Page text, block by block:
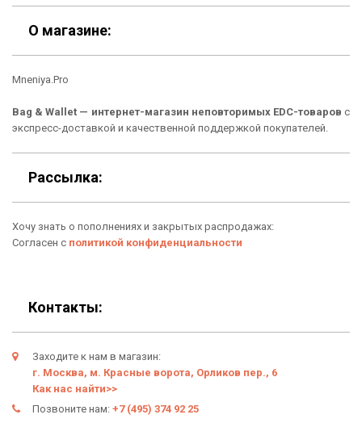
Шоурум
Материалы
Подарочные сертификаты
О нас
Отзывы о Bag & Wallet
Гарантия
Условия возврата
Оферта
Политика конфиденциальности
Скидки
Кошельки
Рюкзаки
Сумки
Новинки
Подарки
О магазине:
Mneniya.Pro
Bag & Wallet — интернет-магазин неповторимых EDC-товаров с
экспресс-доставкой и качественной поддержкой покупателей.
Рассылка:
Хочу знать о пополнениях и закрытых распродажах:
Согласен с политикой конфиденциальности
Контакты:
Заходите к нам в магазин:
г. Москва, м. Красные ворота, Орликов пер., 6
Как нас найти>>
Позвоните нам: +7 (495) 374 92 25